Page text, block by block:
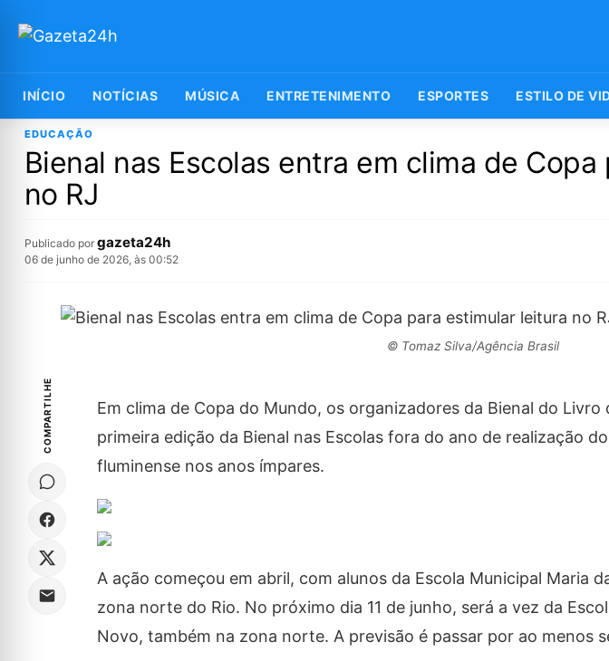
INÍCIO NOTÍCIAS MÚSICA ENTRETENIMENTO ESPORTES ESTILO DE
EDUCAÇÃO
Bienal nas Escolas entra em clima de
no RJ
Publicado por gazeta24h
06 de junho de 2026, às 00:52
© Tomaz Silva/Agência Brasil
COMPARTILHE
Em clima de Copa do Mundo, os organizadores da Bienal do
primeira edição da Bienal nas Escolas fora do ano de realização
fluminense nos anos ímpares.
A ação começou em abril, com alunos da Escola Municipal Maria
zona norte do Rio. No próximo dia 11 de junho, será a vez da
Novo, também na zona norte. A previsão é passar por ao menos